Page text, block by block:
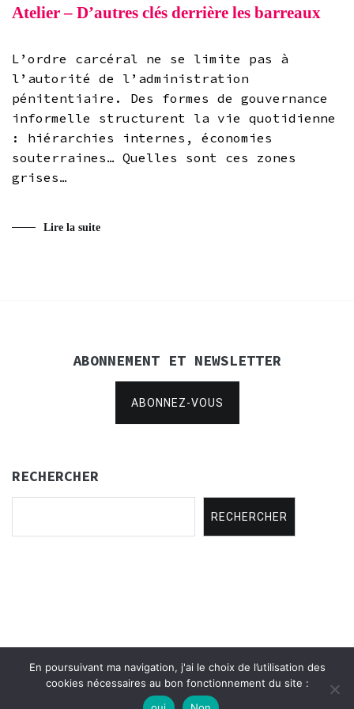
Atelier – D’autres clés derrière les barreaux
L’ordre carcéral ne se limite pas à
l’autorité de l’administration
pénitentiaire. Des formes de gouvernance
informelle structurent la vie quotidienne
: hiérarchies internes, économies
souterraines… Quelles sont ces zones
grises…
Lire la suite
ABONNEMENT ET NEWSLETTER
ABONNEZ-VOUS
RECHERCHER
RECHERCHER
Copyright © 2021 Concertina Rencontres .
En poursuivant ma navigation, j'ai le choix de l’utilisation des
cookies nécessaires au bon fonctionnement du site :